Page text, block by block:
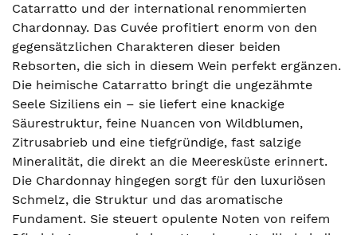
Catarratto und der international renommierten
Chardonnay. Das Cuvée profitiert enorm von den
gegensätzlichen Charakteren dieser beiden
Rebsorten, die sich in diesem Wein perfekt ergänzen.
Die heimische Catarratto bringt die ungezähmte
Seele Siziliens ein – sie liefert eine knackige
Säurestruktur, feine Nuancen von Wildblumen,
Zitrusabrieb und eine tiefgründige, fast salzige
Mineralität, die direkt an die Meeresküste erinnert.
Die Chardonnay hingegen sorgt für den luxuriösen
Schmelz, die Struktur und das aromatische
Fundament. Sie steuert opulente Noten von reifem